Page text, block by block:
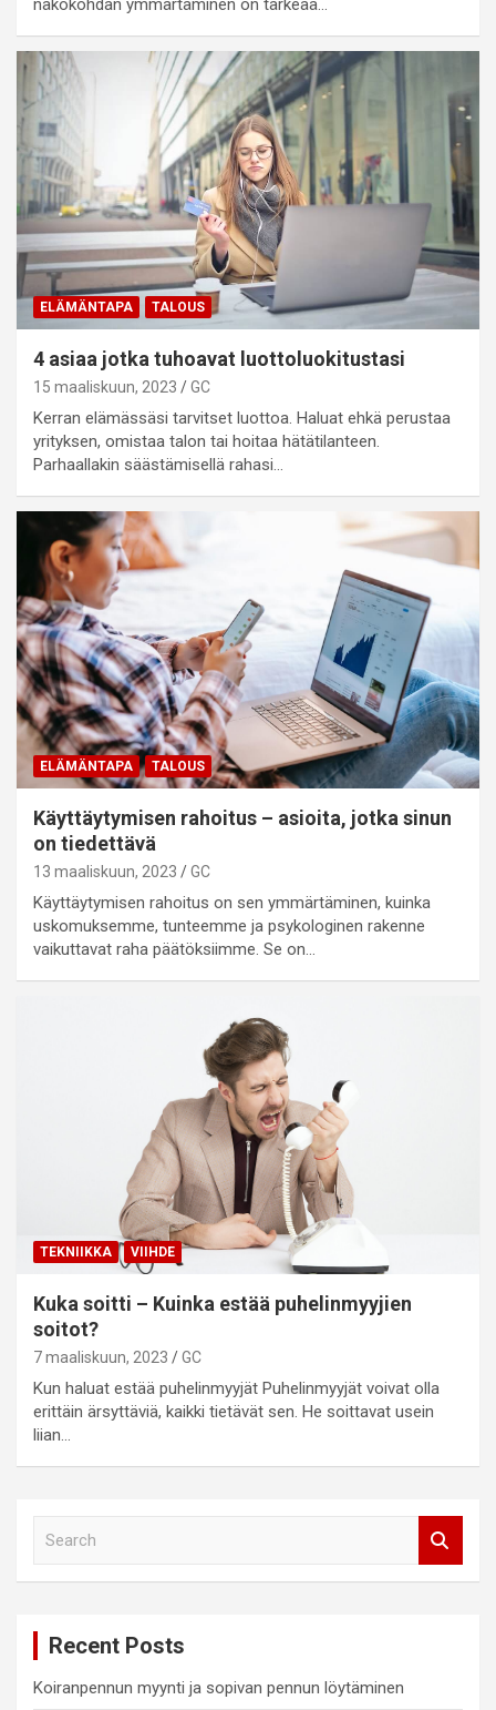
näkökohdan ymmärtäminen on tärkeää…
ELÄMÄNTAPA TALOUS
4 asiaa jotka tuhoavat luottoluokitustasi
15 maaliskuun, 2023 GC
Kerran elämässäsi tarvitset luottoa. Haluat ehkä perustaa
yrityksen, omistaa talon tai hoitaa hätätilanteen.
Parhaallakin säästämisellä rahasi…
ELÄMÄNTAPA TALOUS
Käyttäytymisen rahoitus – asioita, jotka sinun
on tiedettävä
13 maaliskuun, 2023 GC
Käyttäytymisen rahoitus on sen ymmärtäminen, kuinka
uskomuksemme, tunteemme ja psykologinen rakenne
vaikuttavat raha päätöksiimme. Se on…
TEKNIIKKA VIIHDE
Kuka soitti – Kuinka estää puhelinmyyjien
soitot?
7 maaliskuun, 2023 GC
Kun haluat estää puhelinmyyjät Puhelinmyyjät voivat olla
erittäin ärsyttäviä, kaikki tietävät sen. He soittavat usein
liian…
Recent Posts
Koiranpennun myynti ja sopivan pennun löytäminen